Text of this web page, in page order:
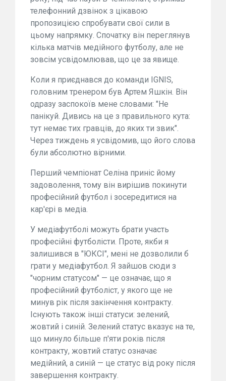
телефонний дзвінок з цікавою
пропозицією спробувати свої сили в
цьому напрямку. Спочатку він переглянув
кілька матчів медійного футболу, але не
зовсім усвідомлював, що це за явище.
Коли я приєднався до команди IGNIS,
головним тренером був Артем Яшкін. Він
одразу заспокоїв мене словами: "Не
панікуй. Дивись на це з правильного кута:
тут немає тих гравців, до яких ти звик".
Через тиждень я усвідомив, що його слова
були абсолютно вірними.
Перший чемпіонат Селіна приніс йому
задоволення, тому він вирішив покинути
професійний футбол і зосередитися на
кар'єрі в медіа.
У медіафутболі можуть брати участь
професійні футболісти. Проте, якби я
залишився в "ЮКСІ", мені не дозволили б
грати у медіафутбол. Я зайшов сюди з
"чорним статусом" — це означає, що я
професійний футболіст, у якого ще не
минув рік після закінчення контракту.
Існують також інші статуси: зелений,
жовтий і синій. Зелений статус вказує на те,
що минуло більше п'яти років після
контракту, жовтий статус означає
медійний, а синій — це статус від року після
завершення контракту.